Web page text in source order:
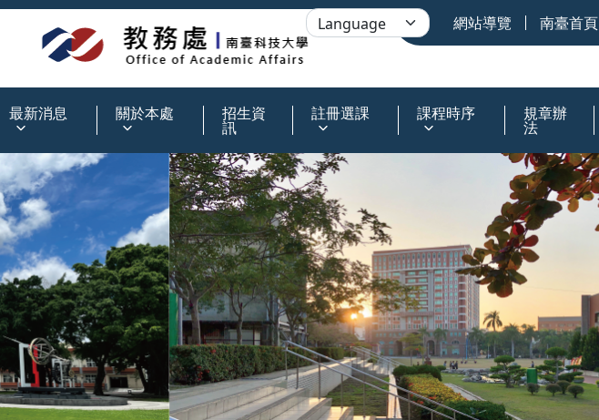
網站導覽 南臺首頁
最新消息 關於本處 招生資
訊
註冊選課 課程時序 規章辦
法